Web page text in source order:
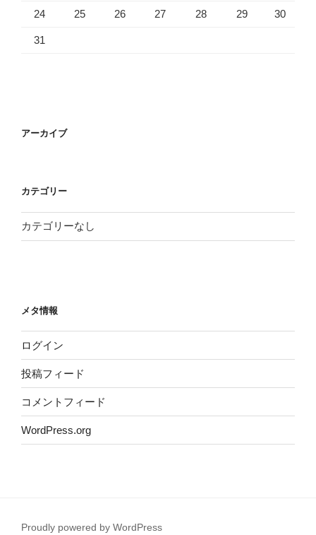
24 25 26 27 28 29 30
31
アーカイブ
カテゴリー
カテゴリーなし
メタ情報
ログイン
投稿フィード
コメントフィード
WordPress.org
Proudly powered by WordPress